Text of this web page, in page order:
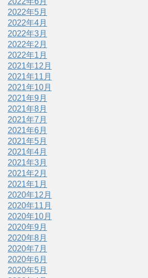
2022年5月
2022年4月
2022年3月
2022年2月
2022年1月
2021年12月
2021年11月
2021年10月
2021年9月
2021年8月
2021年7月
2021年6月
2021年5月
2021年4月
2021年3月
2021年2月
2021年1月
2020年12月
2020年11月
2020年10月
2020年9月
2020年8月
2020年7月
2020年6月
2020年5月